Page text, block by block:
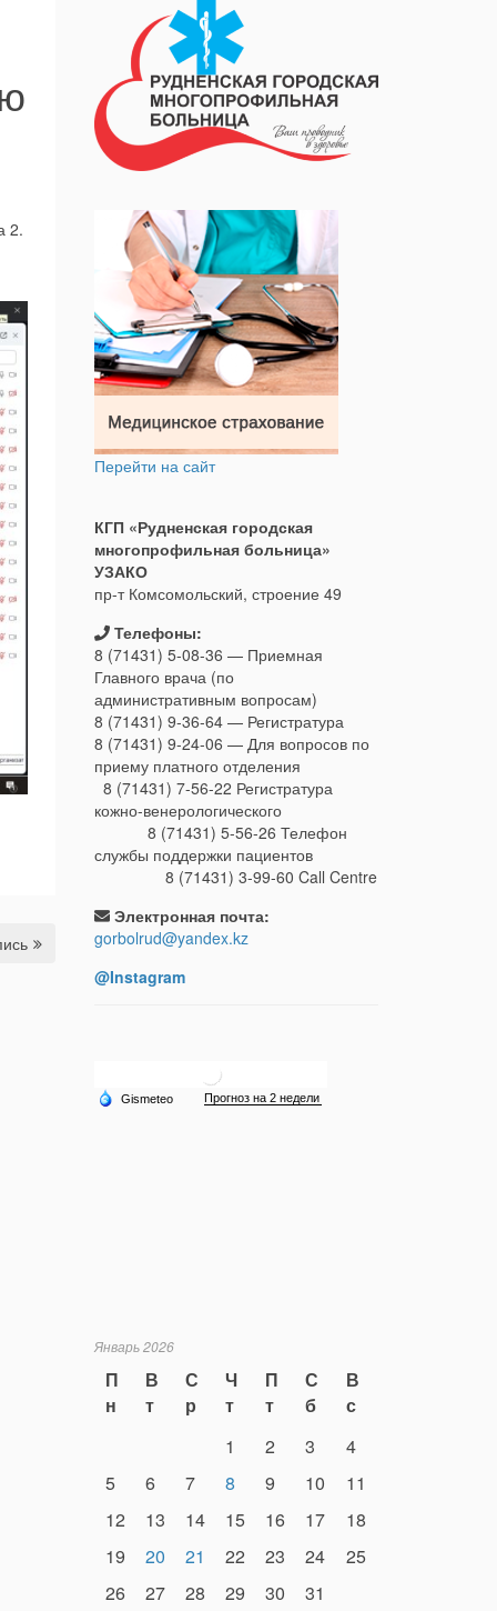
2.
Перейти на сайт
КГП «Рудненская городская
многопрофильная больница»
УЗАКО
пр-т Комсомольский, строение 49
Телефоны:
8 (71431) 5-08-36 — Приемная
Главного врача (по
административным вопросам)
8 (71431) 9-36-64 — Регистратура
8 (71431) 9-24-06 — Для вопросов по
приему платного отделения
8 (71431) 7-56-22 Регистратура
кожно-венерологического
8 (71431) 5-56-26 Телефон
службы поддержки пациентов
8 (71431) 3-99-60 Call Centre
Электронная почта:
gorbolrud@yandex.kz
@Instagram
Январь 2026
П
н
В
т
С
р
Ч
т
П
т
С
б
В
с
1
2 3
4
5
6 7 8 9 10
11
12
13 14 15 16 17
18
19
20 21 22 23 24
25
26
27 28 29 30 31